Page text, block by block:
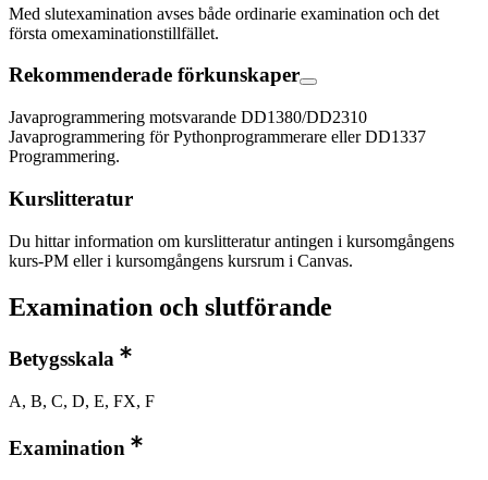
Med slutexamination avses både ordinarie examination och det
första omexaminationstillfället.
Rekommenderade förkunskaper
Javaprogrammering motsvarande DD1380/DD2310
Javaprogrammering för Pythonprogrammerare eller DD1337
Programmering.
Kurslitteratur
Du hittar information om kurslitteratur antingen i kursomgångens
kurs-PM eller i kursomgångens kursrum i Canvas.
Examination och slutförande
Betygsskala
A, B, C, D, E, FX, F
Examination